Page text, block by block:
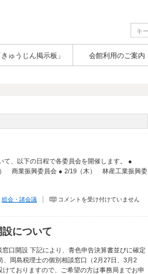
きゅうじん掲示板」 会館利用のご案内
て、以下の日程で各委員会を開催します。 ●
商業振興委員会 ● 2/19（木） 林産工業振興委
総会・諸会議
委
ま
す。
は
コメントを受け付けていません
について
口開設 下記により、青色申告決算書並びに確定
岡島税理士の個別相談窓口（2月27日、3月2
ておりますので、ご希望の方は事務局までお申